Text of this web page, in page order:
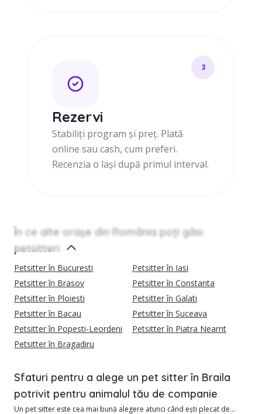
3
Rezervi
Stabiliți program și preț. Plată
online sau cash, cum preferi.
Recenzia o lași după primul interval.
În ce alte orașe din România poți găsi
petsitteri
Petsitter în Bucuresti
Petsitter în Iasi
Petsitter în Brasov
Petsitter în Constanta
Petsitter în Ploiesti
Petsitter în Galati
Petsitter în Bacau
Petsitter în Suceava
Petsitter în Popesti-Leordeni
Petsitter în Piatra Neamt
Petsitter în Bragadiru
Sfaturi pentru a alege un pet sitter în Braila
potrivit pentru animalul tău de companie
Un pet sitter este cea mai bună alegere atunci când ești plecat de